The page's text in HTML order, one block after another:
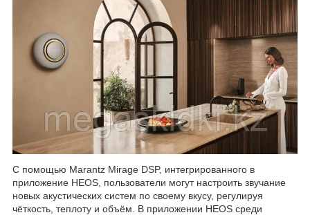
С помощью Marantz Mirage DSP, интегрированного в
приложение HEOS, пользователи могут настроить звучание
новых акустических систем по своему вкусу, регулируя
чёткость, теплоту и объём. В приложении HEOS среди